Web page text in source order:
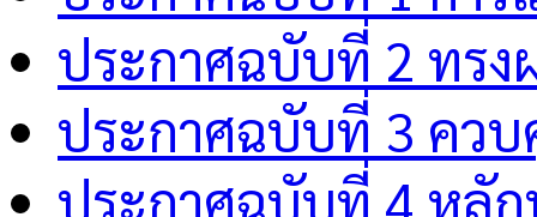
ประกาศฉบับที่ 2 ทรง
ประกาศฉบับที่ 3 คว
ประกาศฉบับที่ 4 หลั